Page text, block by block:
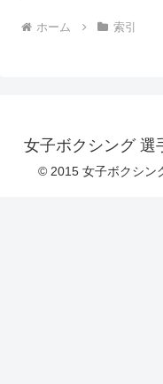
ホーム 索引
女子ボクシング
© 2015 女子ボクシン